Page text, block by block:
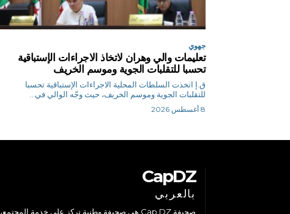
جهوي
تعليمات والي وهران لاتخاذ الاجراءات الإستباقية
تحسبا للتقلبات الجوية وموسم الخريف
ق.إ اتخذت السلطات المحلية الاجراءات الإستباقية تحسبا
للتقلبات الجوية وموسم الخريف، حيث وجّه الوالي في...
8 أغسطس 2026
CapDZ
بالعربي
صحيفة Cap DZ هي صحيفة وطنية تركز على خدمة المجتمع،